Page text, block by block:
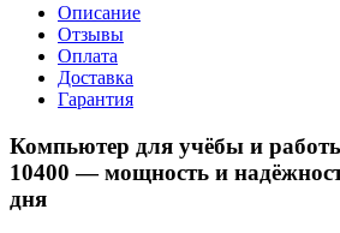
Описание
Отзывы
Оплата
Доставка
Гарантия
Компьютер для учёбы и
10400 — мощность и
дня